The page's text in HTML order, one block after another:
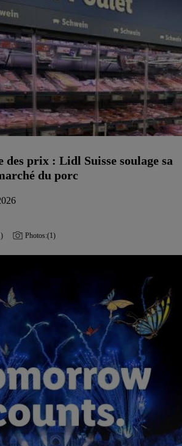
des prix : Lidl Suisse soulage sa
du porc
Photos:(1)